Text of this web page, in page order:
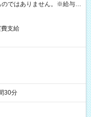
ではありません。※給与即
支給
30分